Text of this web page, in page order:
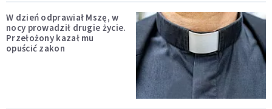
W dzień odprawiał Mszę, w
nocy prowadził drugie życie.
Przełożony kazał mu
opuścić zakon